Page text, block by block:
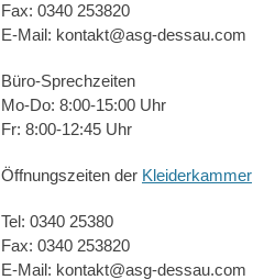
Fax: 0340 253820
E-Mail: kontakt@asg-dessau.com
Büro-Sprechzeiten
Mo-Do: 8:00-15:00 Uhr
Fr: 8:00-12:45 Uhr
Öffnungszeiten der Kleiderkammer
Tel: 0340 25380
Fax: 0340 253820
E-Mail: kontakt@asg-dessau.com